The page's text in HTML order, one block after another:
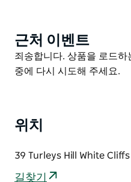
다.
이 더그아웃에는 여러분
은 특징들이 가득합니다.
Product
List
근처 이벤트
Product
List
죄송합니다. 상품을 로드
중에 다시 시도해 주세요.
위치
39 Turleys Hill White
길찾기